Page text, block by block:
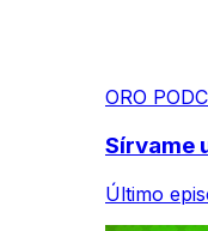
ORO
Sírvame
Último